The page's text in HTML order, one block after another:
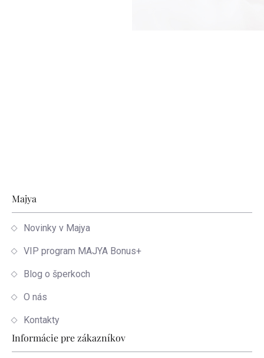
Zápätie
Majya
Novinky v Majya
VIP program MAJYA Bonus+
Blog o šperkoch
O nás
Kontakty
Informácie pre zákazníkov